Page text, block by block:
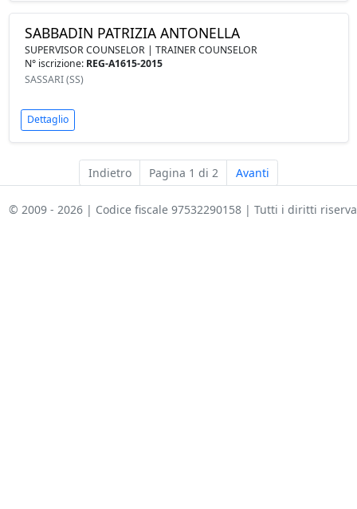
SABBADIN PATRIZIA ANTONELLA
SUPERVISOR COUNSELOR | TRAINER COUNSELOR
N° iscrizione: REG-A1615-2015
SASSARI (SS)
Dettaglio
Indietro Pagina 1 di 2 Avanti
© 2009 - 2026 | Codice fiscale 97532290158 | Tutti i diritti